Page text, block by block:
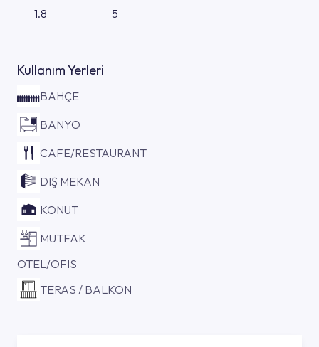
1.8 5
Kullanım Yerleri
BAHÇE
BANYO
CAFE/RESTAURANT
DIŞ MEKAN
KONUT
MUTFAK
OTEL/OFIS
TERAS / BALKON